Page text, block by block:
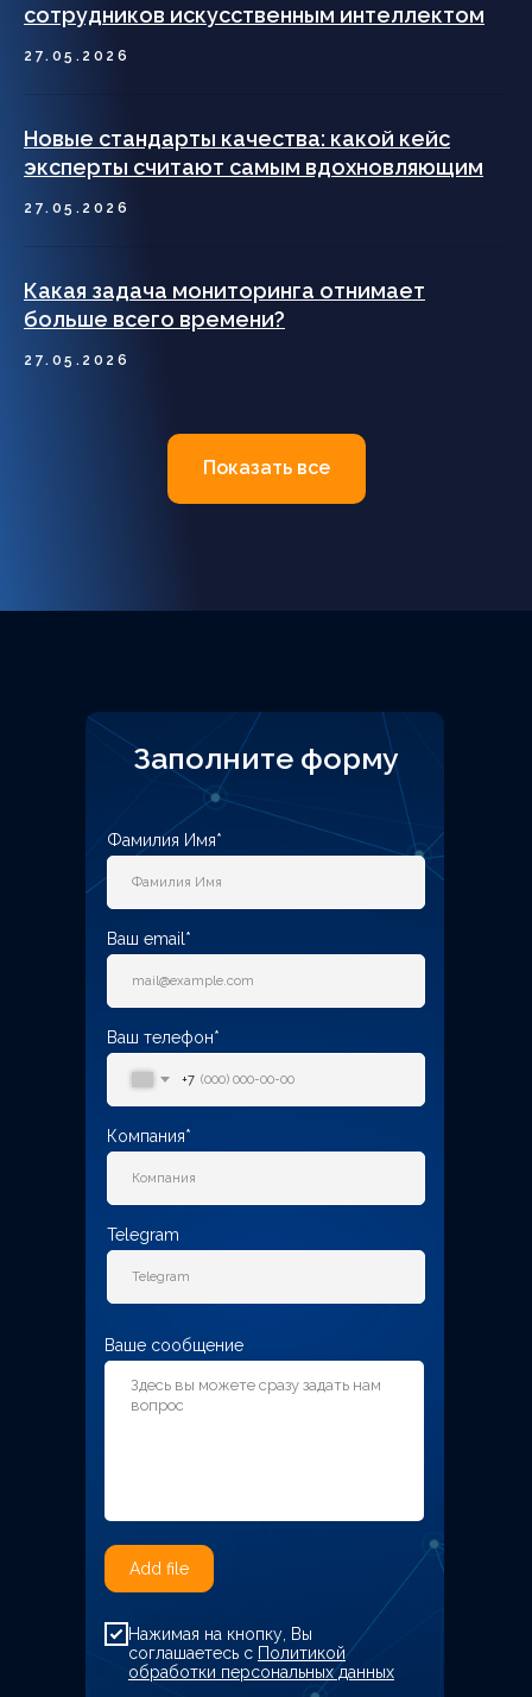
сотрудников искусственным интеллектом
27.05.2026
Новые стандарты качества: какой кейс
эксперты считают самым вдохновляющим
27.05.2026
Какая задача мониторинга отнимает
больше всего времени?
27.05.2026
Показать все
Фамилия Имя*
Ваш email*
Ваш телефон*
+7
Компания*
Telegram
Ваше сообщение
Add file
Нажимая на кнопку, Вы
соглашаетесь с Политикой
обработки персональных данных
Заполните форму